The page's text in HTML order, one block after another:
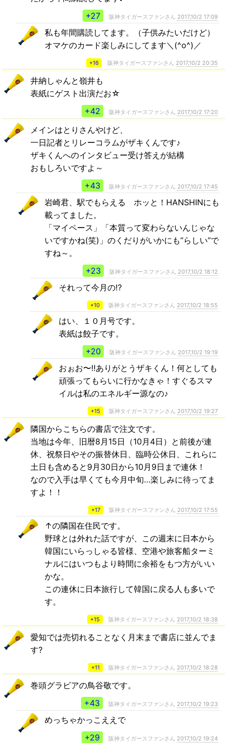
+27
阪神タイガースファンさん 2017,10/2 17:09
私も年間購読してます。（子供みたいだけど）
オマケのカード楽しみにしてます＼(^o^)／
+16 阪神タイガースファンさん 2017,10/2 20:35
井納しゃんと嶺井も
表紙にゲスト出演だお☆
+42
阪神タイガースファンさん 2017,10/2 17:20
メインはとりさんやけど、
一日記者とリレーコラムがザキくんです♪
ザキくんへのインタビュー受け答えが結構
おもしろいですよ～
+43
阪神タイガースファンさん 2017,10/2 17:45
岩崎君、駅でもらえる ホッと！HANSHINにも
載ってました。
「マイペース」「本質って変わらないんじゃな
いですかね(笑)」のくだりがいかにも”らしい”で
すね～。
+23
阪神タイガースファンさん 2017,10/2 18:12
それって今月の⁉️
+10 阪神タイガースファンさん 2017,10/2 18:55
はい、１０月号です。
表紙は餃子です。
+20
阪神タイガースファンさん 2017,10/2 19:19
おぉお〜‼️ありがとうザキくん！何としても
頑張ってもらいに行かなきゃ！すぐるスマ
イルは私のエネルギー源なの♪
+15 阪神タイガースファンさん 2017,10/2 19:27
隣国からこちらの書店で注文です。
当地は今年、旧暦8月15日（10月4日）と前後が連
休、祝祭日やその振替休日、臨時公休日、これらに
土日も含めると9月30日から10月9日まで連休！
なので入手は早くても今月中旬…楽しみに待ってま
すよ！！
+17 阪神タイガースファンさん 2017,10/2 17:55
↑の隣国在住民です。
野球とは外れた話ですが、この週末に日本から
韓国にいらっしゃる皆様、空港や旅客船ターミ
ナルにはいつもより時間に余裕をもつ方がいい
かな。
この連休に日本旅行して韓国に戻る人も多いで
す。
+15 阪神タイガースファンさん 2017,10/2 18:38
愛知では売切れることなく月末まで書店に並んでま
す?
+11 阪神タイガースファンさん 2017,10/2 18:28
巻頭グラビアの鳥谷敬です。
+43
阪神タイガースファンさん 2017,10/2 19:23
めっちゃかっこええで
+29
阪神タイガースファンさん 2017,10/2 19:24